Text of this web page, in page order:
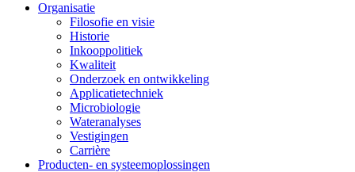
Organisatie
Filosofie en visie
Historie
Inkooppolitiek
Kwaliteit
Onderzoek en ontwikkeling
Applicatietechniek
Microbiologie
Wateranalyses
Vestigingen
Carrière
Producten- en systeemoplossingen